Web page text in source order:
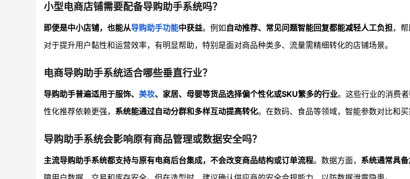
小型电商店铺需要配备导购助手系统吗？
即便是中小店铺，也能从导购助手功能中获益。例如自动推荐、常见问题智能回复都能减轻人工负担，
对于提升用户黏性和运营效率，有明显帮助，特别是面对商品种类多、流量需精细转化的店铺场景。
电商导购助手系统适合哪些垂直行业？
导购助手普遍适用于服饰、 美妆、家居、母婴等货品选择偏个性化或SKU繁多的行业。这些行业的消费
性化推荐依赖更强， 系统能通过自动分群和多样互动提高转化。在数码、食品等领域，智能参数对比和买
导购助手系统会影响原有商品管理或数据安全吗？
主流导购助手系统都支持与原有电商后台集成，不会改变商品结构或订单流程。数据方面， 系统通常具